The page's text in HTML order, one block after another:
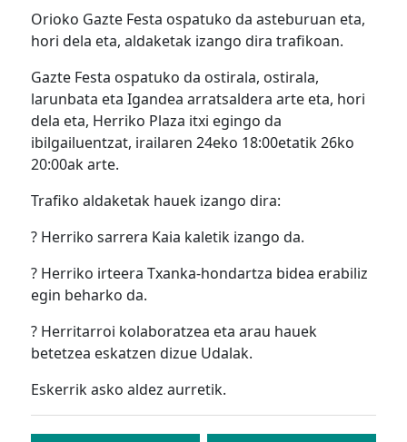
Orioko Gazte Festa ospatuko da asteburuan eta,
hori dela eta, aldaketak izango dira trafikoan.
Gazte Festa ospatuko da ostirala, ostirala,
larunbata eta Igandea arratsaldera arte eta, hori
dela eta, Herriko Plaza itxi egingo da
ibilgailuentzat, irailaren 24eko 18:00etatik 26ko
20:00ak arte.
Trafiko aldaketak hauek izango dira:
? Herriko sarrera Kaia kaletik izango da.
? Herriko irteera Txanka-hondartza bidea erabiliz
egin beharko da.
? Herritarroi kolaboratzea eta arau hauek
betetzea eskatzen dizue Udalak.
Eskerrik asko aldez aurretik.
Bidalketetan